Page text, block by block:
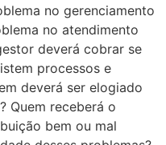
no gerenciamento
no atendimento
deverá cobrar se
processos e
deverá ser elogiado
Quem receberá o
bem ou mal